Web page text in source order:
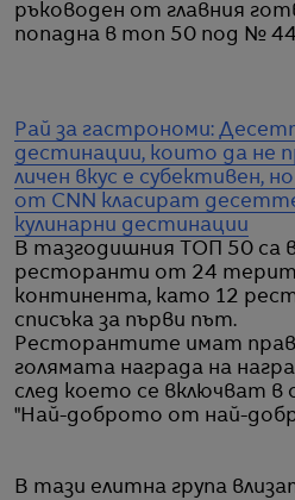
ръководен от главния
попадна в топ 50 под №
Рай за гастрономи:
дестинации, които да не
личен вкус е субективен,
от CNN класират
кулинарни дестинации
В тазгодишния ТОП 50 са
ресторанти от 24
континента, като 12
списъка за първи път.
Ресторантите имат
голямата награда на
след което се включват в
"Най-доброто от най-
В тази елитна група